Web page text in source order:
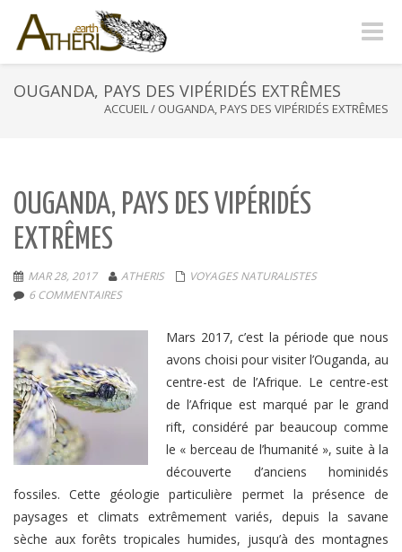
-
OUGANDA, PAYS DES VIPÉRIDÉS EXTRÊMES
ACCUEIL/ OUGANDA, PAYS DES VIPÉRIDÉS EXTRÊMES
OUGANDA, PAYS DES VIPÉRIDÉS
EXTRÊMES
MAR 28, 2017 ATHERIS
VOYAGES NATURALISTES
6 COMMENTAIRES
Mars 2017, c’est la période que nous
avons choisi pour visiter l’Ouganda, au
centre-est de l’Afrique. Le centre-est
de l’Afrique est marqué par le grand
rift, considéré par beaucoup comme
le « berceau de l’humanité », suite à la
découverte d’anciens hominidés
fossiles. Cette géologie particulière permet la présence de
paysages et climats extrêmement variés, depuis la savane
sèche aux forêts tropicales humides, jusqu’à des montagnes